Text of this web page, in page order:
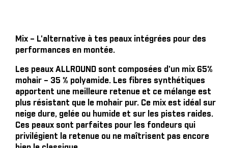
Mix – L'alternative à tes peaux intégrées pour des
performances en montée.
Les peaux ALLROUND sont composées d'un mix 65%
mohair – 35 % polyamide. Les fibres synthétiques
apportent une meilleure retenue et ce mélange est
plus résistant que le mohair pur. Ce mix est idéal sur
neige dure, gelée ou humide et sur les pistes raides.
Ces peaux sont parfaites pour les fondeurs qui
privilégient la retenue ou ne maîtrisent pas encore